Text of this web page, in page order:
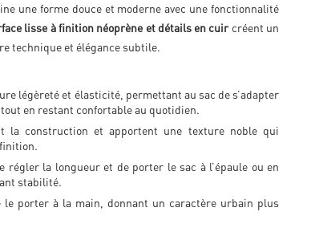
une forme douce et moderne avec une fonctionnalité
lisse à finition néoprène et détails en cuircréent un
technique et élégance subtile.
légèreté et élasticité, permettant au sac de s’adapter
en restant confortable au quotidien.
la construction et apportent une texture noble qui
régler la longueur et de porter le sac à l’épaule ou en
stabilité.
le porter à la main, donnant un caractère urbain plus